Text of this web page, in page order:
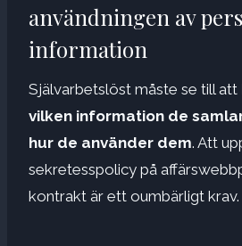
användningen av
information
Självarbetslöst måste se till att
vilken information de
hur de använder dem. Att
sekretesspolicy på
kontrakt är ett oumbärligt krav.